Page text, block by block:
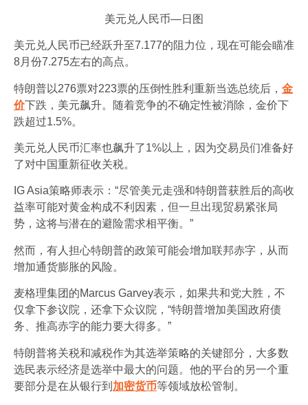
美元兑人民币—日图
美元兑人民币已经跃升至7.177的阻力位，现在可能会瞄准
8月份7.275左右的高点。
特朗普以276票对223票的压倒性胜利重新当选总统后， 金
价下跌，美元飙升。随着竞争的不确定性被消除，金价下
跌超过1.5%。
美元兑人民币汇率也飙升了1%以上，因为交易员们准备好
了对中国重新征收关税。
IG Asia策略师表示：“尽管美元走强和特朗普获胜后的高收
益率可能对黄金构成不利因素，但一旦出现贸易紧张局
势，这将与潜在的避险需求相平衡。”
然而，有人担心特朗普的政策可能会增加联邦赤字，从而
增加通货膨胀的风险。
麦格理集团的Marcus Garvey表示，如果共和党大胜，不
仅拿下参议院，还拿下众议院，“特朗普增加美国政府债
务、推高赤字的能力要大得多。”
特朗普将关税和减税作为其选举策略的关键部分，大多数
选民表示经济是选举中最大的问题。他的平台的另一个重
要部分是在从银行到 加密货币等领域放松管制。